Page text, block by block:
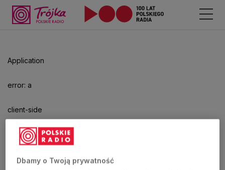
Application
error: a
client-side
exception
hasDbamy o Twoją prywatność